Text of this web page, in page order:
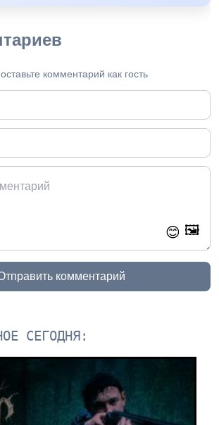
комментарий как гость
😊 🖼️
комментарий
СЕГОДНЯ: